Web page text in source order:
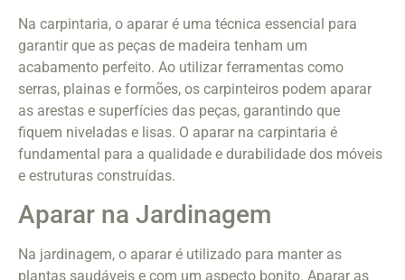
Na carpintaria, o aparar é uma técnica essencial para
garantir que as peças de madeira tenham um
acabamento perfeito. Ao utilizar ferramentas como
serras, plainas e formões, os carpinteiros podem aparar
as arestas e superfícies das peças, garantindo que
fiquem niveladas e lisas. O aparar na carpintaria é
fundamental para a qualidade e durabilidade dos móveis
e estruturas construídas.
Aparar na Jardinagem
Na jardinagem, o aparar é utilizado para manter as
plantas saudáveis e com um aspecto bonito. Aparar as